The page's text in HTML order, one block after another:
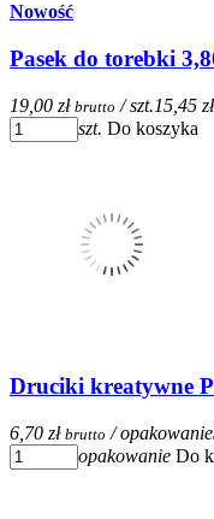
Nowość
Pasek do torebki
19,00 zł brutto / szt.15,45 zł
szt. Do koszyka
Druciki kreatywne
6,70 zł brutto / opakowanie
opakowanie Do